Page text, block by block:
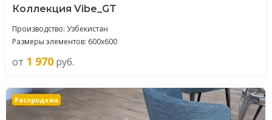
Коллекция Vibe_GT
Производство: Узбекистан
Размеры элементов: 600x600
от 1 970 руб.
Распродажа